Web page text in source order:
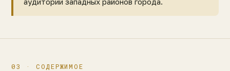
03 · СОДЕРЖИМОЕ